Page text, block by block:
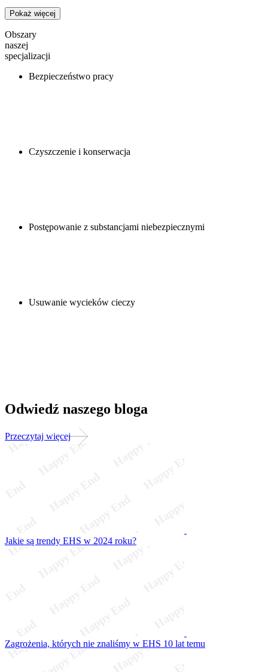
Pokaż więcej
Obszary
naszej
specjalizacji
Bezpieczeństwo pracy
Czyszczenie i konserwacja
Postępowanie z substancjami niebezpiecznymi
Usuwanie wycieków cieczy
Odwiedź naszego bloga
Przeczytaj więcej
Jakie są trendy EHS w 2024 roku?
Zagrożenia, których nie znaliśmy w EHS 10 lat temu